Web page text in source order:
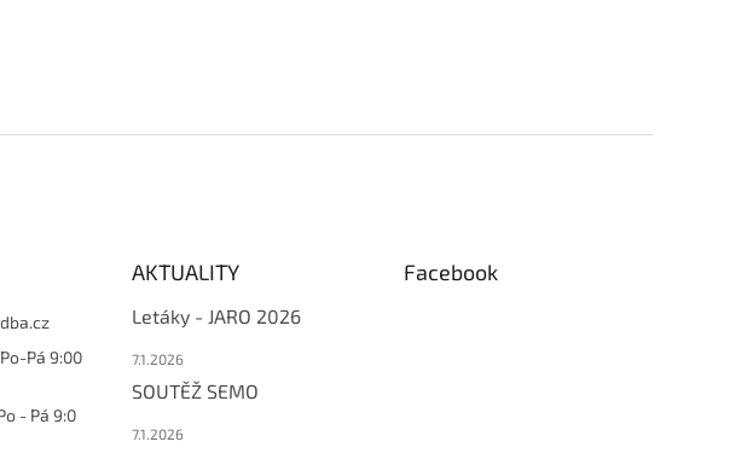
Pá 9:00
- Pá 9:0
AKTUALITY
Letáky - JARO 2026
7.1.2026
SOUTĚŽ SEMO
7.1.2026
Facebook